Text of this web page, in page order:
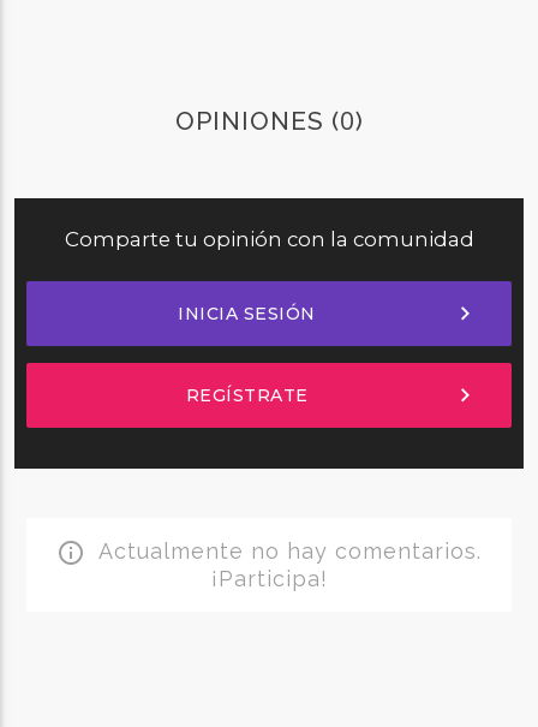
OPINIONES (0)
Comparte tu opinión con la comunidad
INICIA SESIÓN chevron_right
REGÍSTRATE chevron_right
info_outline Actualmente no hay comentarios.
¡Participa!